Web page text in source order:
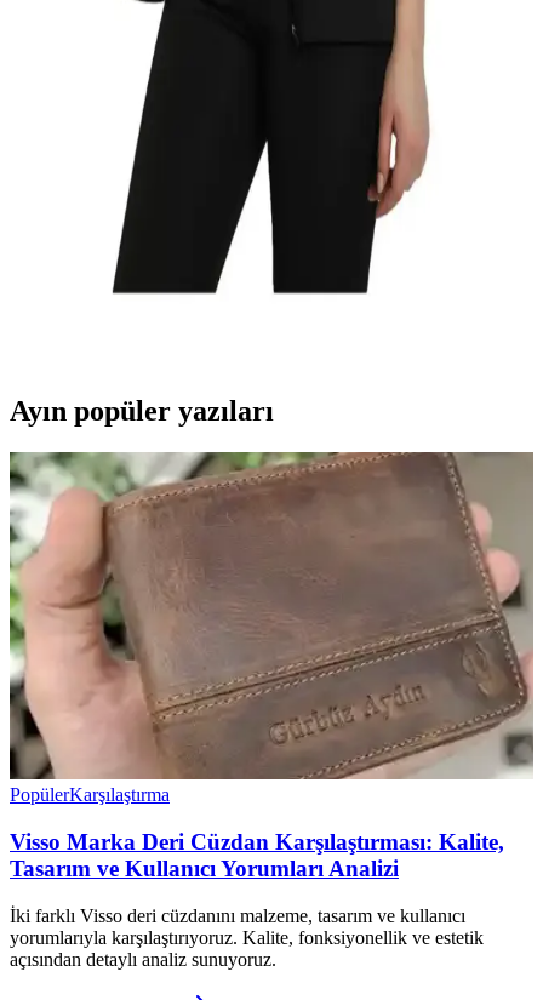
Kalın Termal Kışlık Çoraplar: Şıklık ve Konforu Bir
Bu kalın ve termal çoraplar, %80 pamuk ve %20 polyester içerir,
dayanıklı ve şık tasarımıyla soğuk havalarda ayaklarınızı sıcak tutar,
kaymayı önler ve günlük kullanım için idealdir.
İnce Yaşam Termal Tayt ve Body Takımı: Vücut
Şekillendirme ve Terleme Özelliği
İnce Yaşam'ın yüksek bel termal tayt ve body takımı, terlemeyi
Ayın popüler yazıları
PopülerKarşılaştırma
Visso Marka Deri Cüzdan Karşılaştırması: Kalite,
Tasarım ve Kullanıcı Yorumları Analizi
İki farklı Visso deri cüzdanını malzeme, tasarım ve kullanıcı
yorumlarıyla karşılaştırıyoruz. Kalite, fonksiyonellik ve estetik
açısından detaylı analiz sunuyoruz.